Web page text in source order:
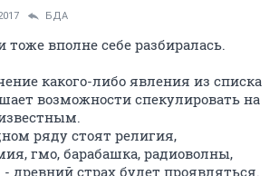
БДА
тоже вполне себе разбиралась.
какого-либо явления из списка
возможности спекулировать на
ряду стоят религия,
гмо, барабашка, радиоволны,
древний страх будет проявляться.